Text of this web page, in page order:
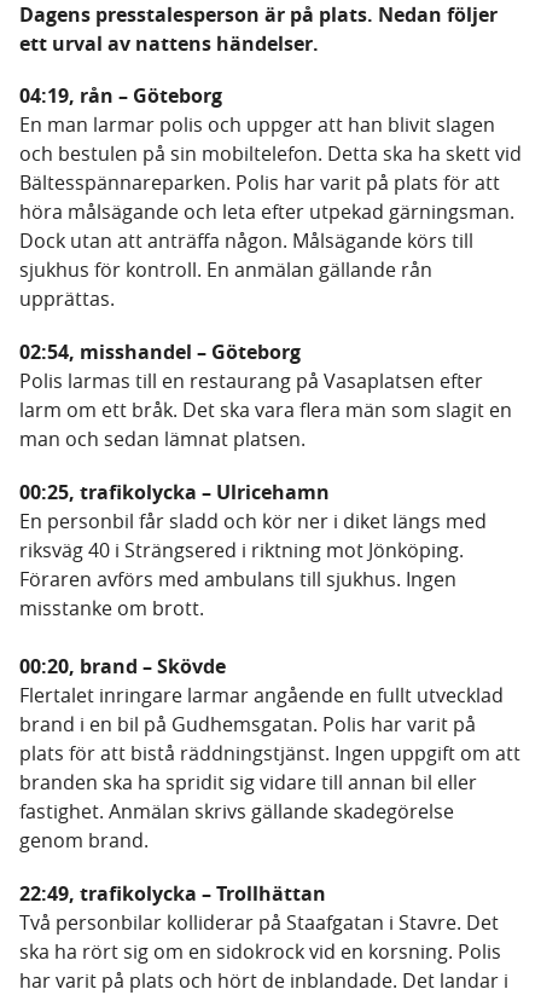
Dagens presstalesperson är på plats. Nedan följer
ett urval av nattens händelser.
04:19, rån – Göteborg
En man larmar polis och uppger att han blivit slagen
och bestulen på sin mobiltelefon. Detta ska ha skett vid
Bältesspännareparken. Polis har varit på plats för att
höra målsägande och leta efter utpekad gärningsman.
Dock utan att anträffa någon. Målsägande körs till
sjukhus för kontroll. En anmälan gällande rån
upprättas.
02:54, misshandel – Göteborg
Polis larmas till en restaurang på Vasaplatsen efter
larm om ett bråk. Det ska vara flera män som slagit en
man och sedan lämnat platsen.
00:25, trafikolycka – Ulricehamn
En personbil får sladd och kör ner i diket längs med
riksväg 40 i Strängsered i riktning mot Jönköping.
Föraren avförs med ambulans till sjukhus. Ingen
misstanke om brott.
00:20, brand – Skövde
Flertalet inringare larmar angående en fullt utvecklad
brand i en bil på Gudhemsgatan. Polis har varit på
plats för att bistå räddningstjänst. Ingen uppgift om att
branden ska ha spridit sig vidare till annan bil eller
fastighet. Anmälan skrivs gällande skadegörelse
genom brand.
22:49, trafikolycka – Trollhättan
Två personbilar kolliderar på Staafgatan i Stavre. Det
ska ha rört sig om en sidokrock vid en korsning. Polis
har varit på plats och hört de inblandade. Det landar i